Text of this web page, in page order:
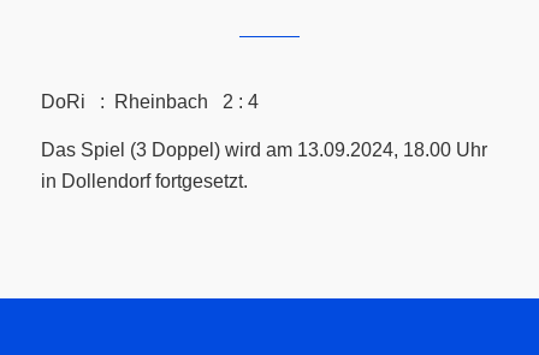
DoRi : Rheinbach 2 : 4
Das Spiel (3 Doppel) wird am 13.09.2024, 18.00 Uhr
in Dollendorf fortgesetzt.